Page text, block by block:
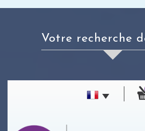
votre recherche